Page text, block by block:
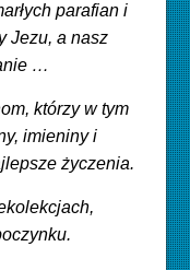
parafian i
Jezu, a nasz
…
którzy w tym
imieniny i
życzenia.